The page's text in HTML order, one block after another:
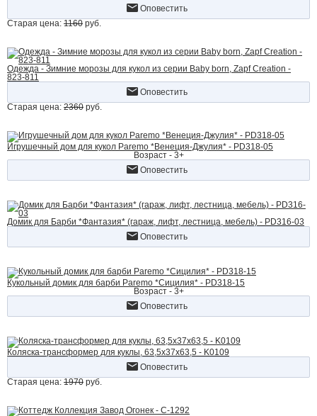
Оповестить
Старая цена: 1160 руб.
Одежда - Зимние морозы для кукол из серии Baby born, Zapf Creation -
823-811
Оповестить
Старая цена: 2360 руб.
Игрушечный дом для кукол Paremo *Венеция-Джулия* - PD318-05
Возраст - 3+
Оповестить
Домик для Барби *Фантазия* (гараж, лифт, лестница, мебель) - PD316-03
Оповестить
Кукольный домик для барби Paremo *Сицилия* - PD318-15
Возраст - 3+
Оповестить
Коляска-трансформер для куклы, 63,5х37х63,5 - K0109
Оповестить
Старая цена: 1970 руб.